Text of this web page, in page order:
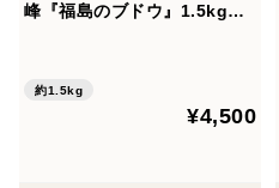
峰『福島のブドウ』1.5kg（2
約1.5kg
¥4,500